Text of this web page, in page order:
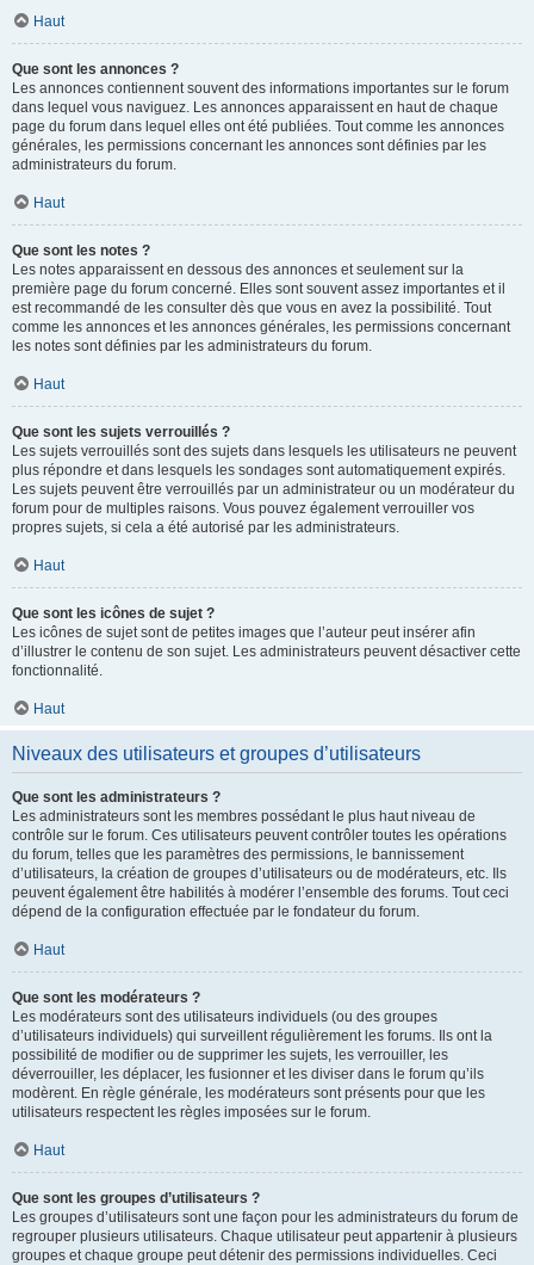
Haut
Que sont les annonces ?
Les annonces contiennent souvent des informations importantes sur le forum
dans lequel vous naviguez. Les annonces apparaissent en haut de chaque
page du forum dans lequel elles ont été publiées. Tout comme les annonces
générales, les permissions concernant les annonces sont définies par les
administrateurs du forum.
Haut
Que sont les notes ?
Les notes apparaissent en dessous des annonces et seulement sur la
première page du forum concerné. Elles sont souvent assez importantes et il
est recommandé de les consulter dès que vous en avez la possibilité. Tout
comme les annonces et les annonces générales, les permissions concernant
les notes sont définies par les administrateurs du forum.
Haut
Que sont les sujets verrouillés ?
Les sujets verrouillés sont des sujets dans lesquels les utilisateurs ne peuvent
plus répondre et dans lesquels les sondages sont automatiquement expirés.
Les sujets peuvent être verrouillés par un administrateur ou un modérateur du
forum pour de multiples raisons. Vous pouvez également verrouiller vos
propres sujets, si cela a été autorisé par les administrateurs.
Haut
Que sont les icônes de sujet ?
Les icônes de sujet sont de petites images que l’auteur peut insérer afin
d’illustrer le contenu de son sujet. Les administrateurs peuvent désactiver cette
fonctionnalité.
Haut
Niveaux des utilisateurs et groupes d’utilisateurs
Que sont les administrateurs ?
Les administrateurs sont les membres possédant le plus haut niveau de
contrôle sur le forum. Ces utilisateurs peuvent contrôler toutes les opérations
du forum, telles que les paramètres des permissions, le bannissement
d’utilisateurs, la création de groupes d’utilisateurs ou de modérateurs, etc. Ils
peuvent également être habilités à modérer l’ensemble des forums. Tout ceci
dépend de la configuration effectuée par le fondateur du forum.
Haut
Que sont les modérateurs ?
Les modérateurs sont des utilisateurs individuels (ou des groupes
d’utilisateurs individuels) qui surveillent régulièrement les forums. Ils ont la
possibilité de modifier ou de supprimer les sujets, les verrouiller, les
déverrouiller, les déplacer, les fusionner et les diviser dans le forum qu’ils
modèrent. En règle générale, les modérateurs sont présents pour que les
utilisateurs respectent les règles imposées sur le forum.
Haut
Que sont les groupes d’utilisateurs ?
Les groupes d’utilisateurs sont une façon pour les administrateurs du forum de
regrouper plusieurs utilisateurs. Chaque utilisateur peut appartenir à plusieurs
groupes et chaque groupe peut détenir des permissions individuelles. Ceci